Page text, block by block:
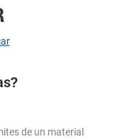
de un material